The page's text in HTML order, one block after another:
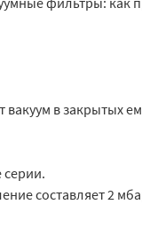
фильтры: как
в закрытых
серии.
составляет 2